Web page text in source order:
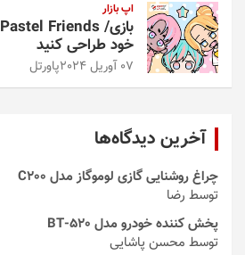
اپ بازار
خود طراحی کنید
07 آوریل 2024 پاورتل
آخرین دیدگاه‌ها
چراغ روشنایی گازی لوموگاز مدل C200
توسط رضا
پخش کننده خودرو مدل 520-BT
توسط محسن پاشایی